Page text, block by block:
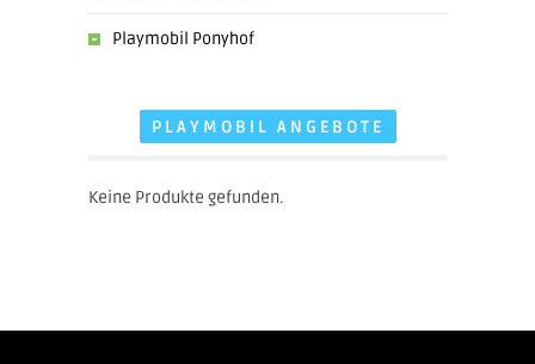
Playmobil Ponyhof
PLAYMOBIL ANGEBOTE
Keine Produkte gefunden.